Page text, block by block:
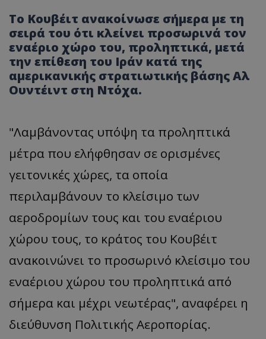
Το Κουβέιτ ανακοίνωσε σήμερα με τη
σειρά του ότι κλείνει προσωρινά τον
εναέριο χώρο του, προληπτικά, μετά
την επίθεση του Ιράν κατά της
αμερικανικής στρατιωτικής βάσης Αλ
Ουντέιντ στη Ντόχα.
"Λαμβάνοντας υπόψη τα προληπτικά
μέτρα που ελήφθησαν σε ορισμένες
γειτονικές χώρες, τα οποία
περιλαμβάνουν το κλείσιμο των
αεροδρομίων τους και του εναέριου
χώρου τους, το κράτος του Κουβέιτ
ανακοινώνει το προσωρινό κλείσιμο του
εναέριου χώρου του προληπτικά από
σήμερα και μέχρι νεωτέρας", αναφέρει η
διεύθυνση Πολιτικής Αεροπορίας.